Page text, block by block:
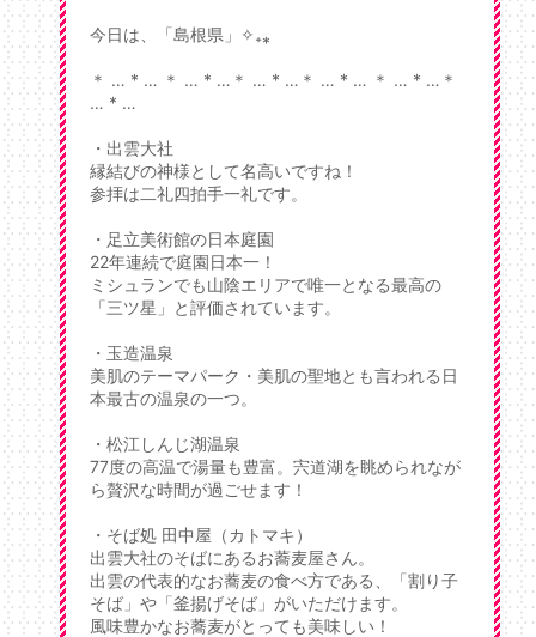
今日は、「島根県」✧₊⁎
＊ … * … ＊ … * …＊ … * …＊ … * … ＊ … * …＊
… * …
・出雲大社
縁結びの神様として名高いですね！
参拝は二礼四拍手一礼です。
・足立美術館の日本庭園
22年連続で庭園日本一！
ミシュランでも山陰エリアで唯一となる最高の
「三ツ星」と評価されています。
・玉造温泉
美肌のテーマパーク・美肌の聖地とも言われる日
本最古の温泉の一つ。
・松江しんじ湖温泉
77度の高温で湯量も豊富。宍道湖を眺められなが
ら贅沢な時間が過ごせます！
・そば処 田中屋（カトマキ）
出雲大社のそばにあるお蕎麦屋さん。
出雲の代表的なお蕎麦の食べ方である、「割り子
そば」や「釜揚げそば」がいただけます。
風味豊かなお蕎麦がとっても美味しい！